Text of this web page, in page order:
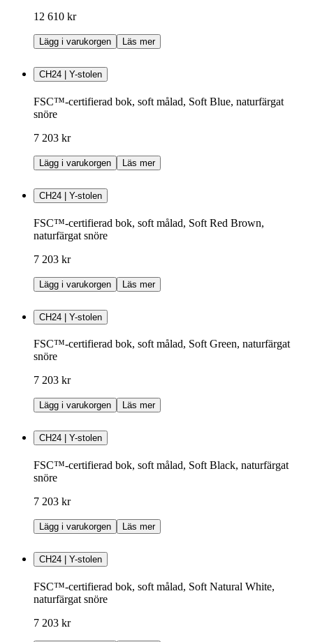
12 610 kr
Lägg i varukorgen Läs mer
CH24 | Y-stolen
FSC™-certifierad bok, soft målad, Soft Blue, naturfärgat
snöre
7 203 kr
Lägg i varukorgen Läs mer
CH24 | Y-stolen
FSC™-certifierad bok, soft målad, Soft Red Brown,
naturfärgat snöre
7 203 kr
Lägg i varukorgen Läs mer
CH24 | Y-stolen
FSC™-certifierad bok, soft målad, Soft Green, naturfärgat
snöre
7 203 kr
Lägg i varukorgen Läs mer
CH24 | Y-stolen
FSC™-certifierad bok, soft målad, Soft Black, naturfärgat
snöre
7 203 kr
Lägg i varukorgen Läs mer
CH24 | Y-stolen
FSC™-certifierad bok, soft målad, Soft Natural White,
naturfärgat snöre
7 203 kr